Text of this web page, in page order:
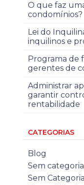
O que faz
condomínios?
Lei do
inquilinos e
Programa de
gerentes de
Administrar
garantir
rentabilidade
CATEGORIAS
Blog
Sem categoria
Sem Categoria